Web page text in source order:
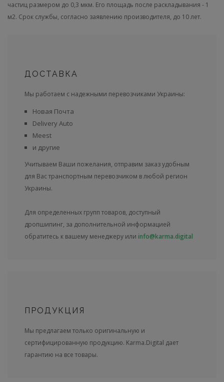
частиц размером до 0,3 мкм. Его площадь после раскладывания - 1
м2. Срок службы, согласно заявлению производителя, до 10 лет.
ДОСТАВКА
Мы работаем с надежными перевозчиками Украины:
Новая Почта
Delivery Auto
Meest
и другие
Учитываем Ваши пожелания, отправим заказ удобным
для Вас транспортным перевозчиком в любой регион
Украины.
Для определенных групп товаров, доступный
дропшипинг, за дополнительной информацией
обратитесь к вашему менеджеру или info@karma.digital
ПРОДУКЦИЯ
Мы предлагаем только оригинальную и
сертифицированную продукцию. Karma.Digital дает
гарантию на все товары.